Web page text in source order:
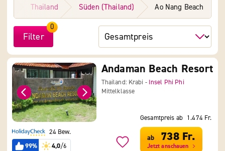
Thailand Süden (Thailand) Ao Nang Beach
Filter
0
Andaman Beach Resort
Thailand: Krabi - Insel Phi Phi
Mittelklasse
24 Bew.
99%
4,0/6
Gesamtpreis ab 1.474 Fr.
ab 738 Fr.
Jetzt anschauen